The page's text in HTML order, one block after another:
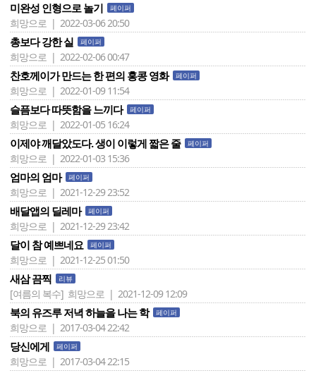
미완성 인형으로 놀기 페이퍼
희망으로 | 2022-03-06 20:50
총보다 강한 실 페이퍼
희망으로 | 2022-02-06 00:47
찬호께이가 만드는 한 편의 홍콩 영화 페이퍼
희망으로 | 2022-01-09 11:54
슬픔보다 따뜻함을 느끼다 페이퍼
희망으로 | 2022-01-05 16:24
이제야 깨달았도다. 생이 이렇게 짧은 줄 페이퍼
희망으로 | 2022-01-03 15:36
엄마의 엄마 페이퍼
희망으로 | 2021-12-29 23:52
배달앱의 딜레마 페이퍼
희망으로 | 2021-12-29 23:42
달이 참 예쁘네요 페이퍼
희망으로 | 2021-12-25 01:50
새삼 끔찍 리뷰
[여름의 복수] 희망으로 | 2021-12-09 12:09
북의 유즈루 저녁 하늘을 나는 학 페이퍼
희망으로 | 2017-03-04 22:42
당신에게 페이퍼
희망으로 | 2017-03-04 22:15